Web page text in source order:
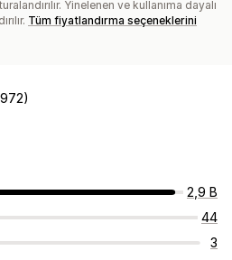
Yinelenen ve kullanıma dayalı
Tüm fiyatlandırma seçeneklerini
2,9 B
44
3